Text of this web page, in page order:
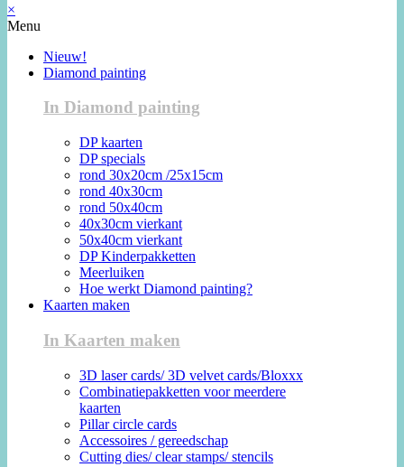
×
Menu
Nieuw!
Diamond painting
In Diamond painting
DP kaarten
DP specials
rond 30x20cm /25x15cm
rond 40x30cm
rond 50x40cm
40x30cm vierkant
50x40cm vierkant
DP Kinderpakketten
Meerluiken
Hoe werkt Diamond painting?
Kaarten maken
In Kaarten maken
3D laser cards/ 3D velvet cards/Bloxxx
Combinatiepakketten voor meerdere
kaarten
Pillar circle cards
Accessoires / gereedschap
Cutting dies/ clear stamps/ stencils